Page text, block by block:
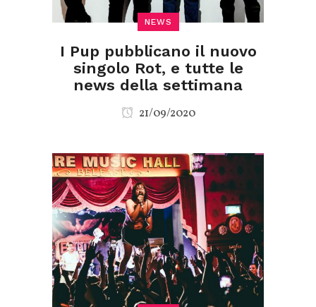
NEWS
I Pup pubblicano il nuovo
singolo Rot, e tutte le
news della settimana
21/09/2020